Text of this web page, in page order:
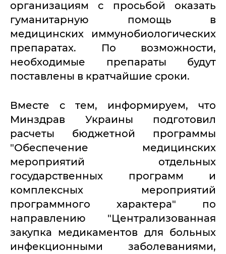
организациям с просьбой оказать
гуманитарную помощь в
медицинских иммунобиологических
препаратах. По возможности,
необходимые препараты будут
поставлены в кратчайшие сроки.
Вместе с тем, информируем, что
Минздрав Украины подготовил
расчеты бюджетной программы
"Обеспечение медицинских
мероприятий отдельных
государственных программ и
комплексных мероприятий
программного характера" по
направлению "Централизованная
закупка медикаментов для больных
инфекционными заболеваниями,